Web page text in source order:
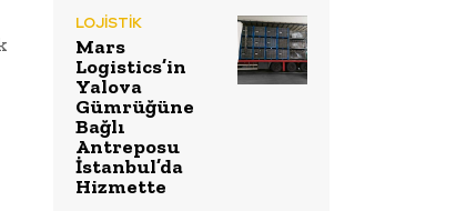
LOJİSTİK
Mars
Logistics’in
Yalova
Gümrüğüne
Bağlı
Antreposu
İstanbul’da
Hizmette